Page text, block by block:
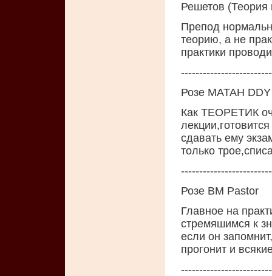
Решетов (Теория
Препод
теорию, а не
практики
Розе МАТАН DDY
Как ТЕОРЕТИК
сдавать ему
только
Розе ВМ Pastor
Главное на
стремяшимся к
если он
прогонит и